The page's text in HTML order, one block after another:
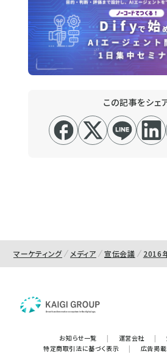
この記事をシェ
マーケティング メディア 宣伝会議 2016
お知らせ一覧 | 運営会社 |
特定商取引法に基づく表示
| 広告掲載